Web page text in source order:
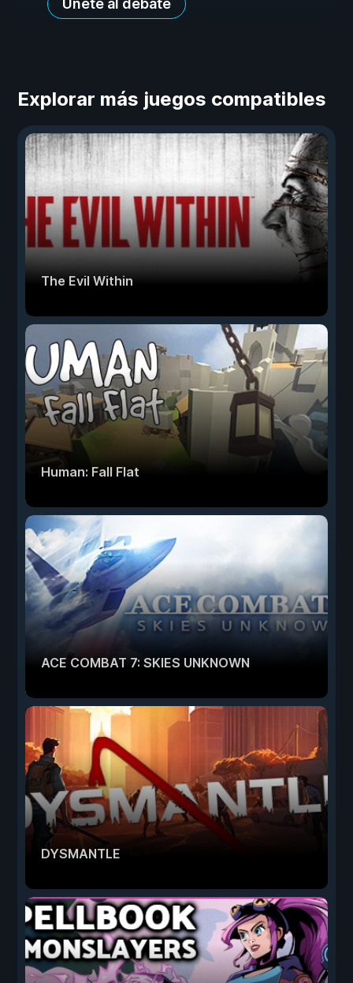
Únete al debate
Explorar más juegos compatibles
The Evil Within
Human: Fall Flat
ACE COMBAT 7: SKIES UNKNOWN
DYSMANTLE